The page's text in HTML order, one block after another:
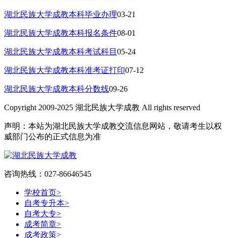
湖北民族大学成教本科毕业办理03-21
湖北民族大学成教本科报名条件08-01
湖北民族大学成教本科考试科目 05-24
湖北民族大学成教本科准考证打印07-12
湖北民族大学成教本科分数线09-26
Copyright 2009-2025 湖北民族大学成教 All rights reserved
声明：本站为湖北民族大学成教交流信息网站，敬请考生以权
威部门公布的正式信息为准
咨询热线：027-86646545
学校首页>
自考专升本>
自考大专>
成考简章>
成考政策>